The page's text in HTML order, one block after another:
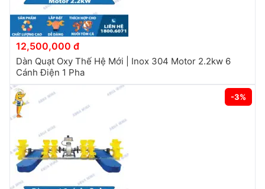
12,500,000 đ
Dàn Quạt Oxy Thế Hệ Mới | Inox 304 Motor 2.2kw 6
Cánh Điện 1 Pha
-3%